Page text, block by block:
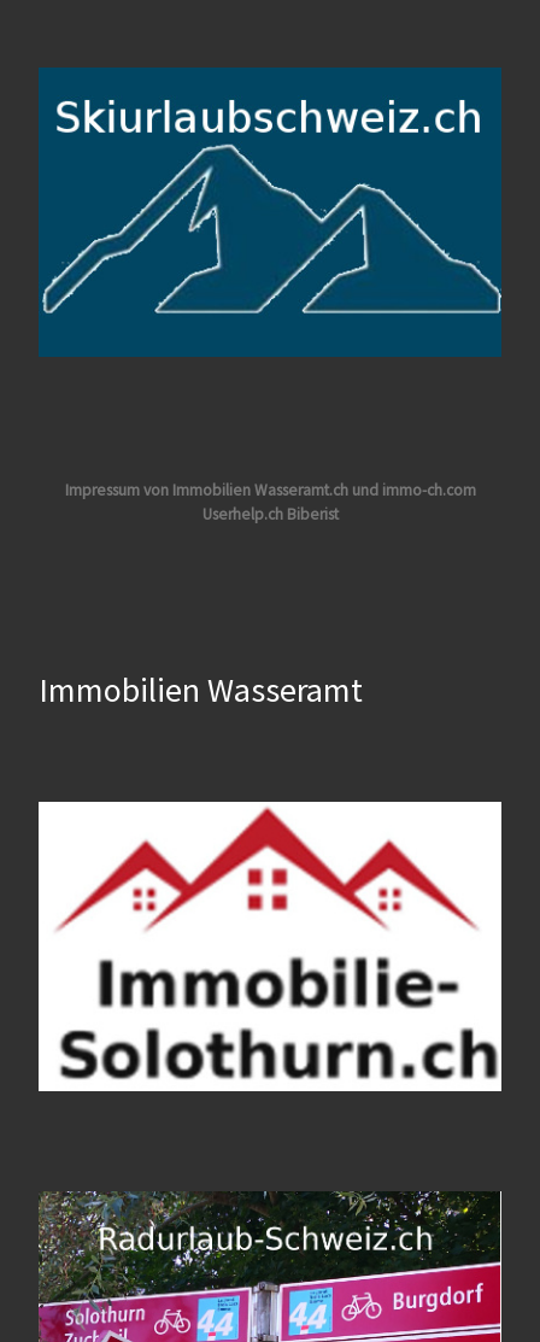
Impressum von Immobilien Wasseramt.ch und immo-ch.com
Userhelp.ch Biberist
Immobilien Wasseramt